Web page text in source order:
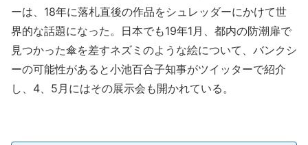
ーは、18年に落札直後の作品をシュレッダーにかけて世
界的な話題になった。日本でも19年1月、都内の防潮扉で
見つかった傘を差すネズミのような絵について、バンクシ
ーの可能性があると小池百合子知事がツイッターで紹介
し、4、5月にはその展示会も開かれている。